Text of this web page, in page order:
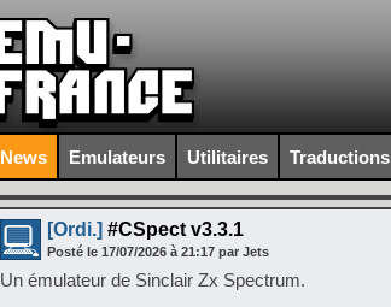
News Emulateurs Utilitaires Traductions
[Ordi.] #CSpect v3.3.1
Posté le 17/07/2026 à 21:17 par Jets
Un émulateur de Sinclair Zx Spectrum.